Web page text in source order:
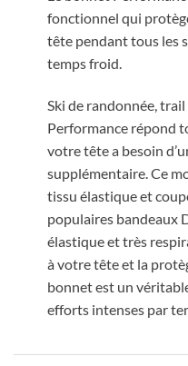
fonctionnel qui
tête pendant tous les
temps froid.
Ski de randonnée,
Performance répond
votre tête a besoin
supplémentaire. Ce
tissu élastique et
populaires bandeaux
élastique et très
à votre tête et la
bonnet est un
efforts intenses par